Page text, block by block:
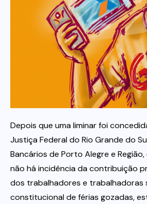
Financeiras e Cooperativas
Depois que uma liminar foi
Justiça Federal do Rio Grande do
Bancários de Porto Alegre e
não há incidência da contribuição
dos trabalhadores e trabalhadoras
constitucional de férias gozadas,